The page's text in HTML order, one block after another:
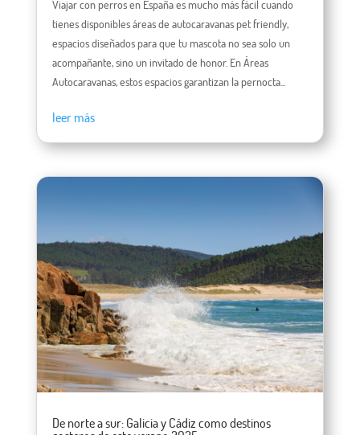
Viajar con perros en España es mucho más fácil cuando
tienes disponibles áreas de autocaravanas pet friendly,
espacios diseñados para que tu mascota no sea solo un
acompañante, sino un invitado de honor. En Áreas
Autocaravanas, estos espacios garantizan la pernocta...
leer más
De norte a sur: Galicia y Cádiz como destinos